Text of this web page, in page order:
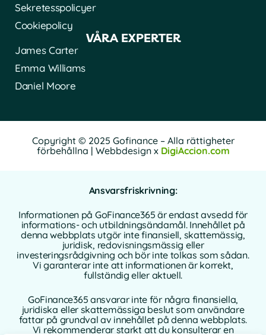
Sekretesspolicyer
Cookiepolicy
VÅRA EXPERTER
James Carter
Emma Williams
Daniel Moore
Copyright © 2025 Gofinance – Alla rättigheter
förbehållna | Webbdesign x DigiAccion.com
Ansvarsfriskrivning:
Informationen på GoFinance365 är endast avsedd för
informations- och utbildningsändamål. Innehållet på
denna webbplats utgör inte finansiell, skattemässig,
juridisk, redovisningsmässig eller
investeringsrådgivning och bör inte tolkas som sådan.
Vi garanterar inte att informationen är korrekt,
fullständig eller aktuell.
GoFinance365 ansvarar inte för några finansiella,
juridiska eller skattemässiga beslut som användare
fattar på grundval av innehållet på denna webbplats.
Vi rekommenderar starkt att du konsulterar en